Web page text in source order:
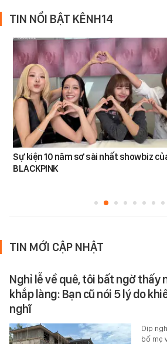
TIN NỔI BẬT KÊNH14
Sự kiện 10 năm sơ sài nhất showbiz
BLACKPINK
TIN MỚI CẬP NHẬT
Nghỉ lễ về quê, tôi bất ngờ thấy
khắp làng: Bạn cũ nói 5 lý do
nghĩ
Dịp
bố mẹ